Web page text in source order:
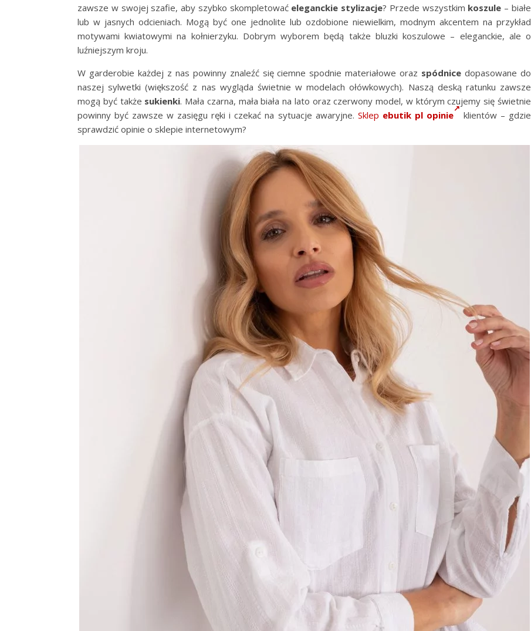
zawsze w swojej szafie, aby szybko skompletować eleganckie stylizacje? Przede wszystkim koszule – białe
lub w jasnych odcieniach. Mogą być one jednolite lub ozdobione niewielkim, modnym akcentem na przykład
motywami kwiatowymi na kołnierzyku. Dobrym wyborem będą także bluzki koszulowe – eleganckie, ale o
luźniejszym kroju.
W garderobie każdej z nas powinny znaleźć się ciemne spodnie materiałowe oraz spódnice dopasowane do
naszej sylwetki (większość z nas wygląda świetnie w modelach ołówkowych). Naszą deską ratunku zawsze
mogą być także sukienki. Mała czarna, mała biała na lato oraz czerwony model, w którym czujemy się świetnie
powinny być zawsze w zasięgu ręki i czekać na sytuacje awaryjne. Sklep ebutik pl opinie
klientów – gdzie
sprawdzić opinie o sklepie internetowym?